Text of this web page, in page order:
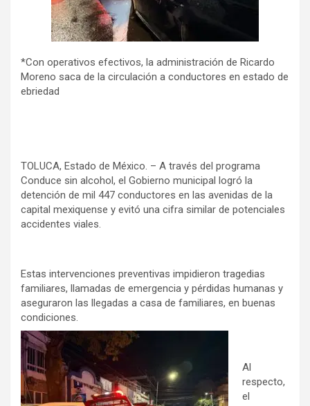
*Con operativos efectivos, la administración de Ricardo
Moreno saca de la circulación a conductores en estado de
ebriedad
TOLUCA, Estado de México. – A través del programa
Conduce sin alcohol, el Gobierno municipal logró la
detención de mil 447 conductores en las avenidas de la
capital mexiquense y evitó una cifra similar de potenciales
accidentes viales.
Estas intervenciones preventivas impidieron tragedias
familiares, llamadas de emergencia y pérdidas humanas y
aseguraron las llegadas a casa de familiares, en buenas
condiciones.
Al
respecto,
el